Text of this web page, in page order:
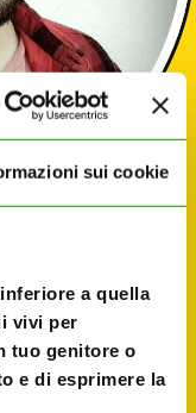
sui cookie
a quella
vivi per
tuo genitore o
e di esprimere la